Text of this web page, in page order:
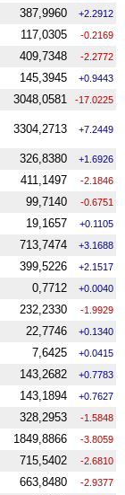
387,9960 +2.2912
117,0305 -0.2169
409,7348 -2.2772
145,3945 +0.9443
3048,0581 -17.0225
3304,2713 +7.2449
326,8380 +1.6926
411,1497 -2.1846
99,7140 -0.6751
19,1657 +0.1105
713,7474 +3.1688
399,5226 +2.1517
0,7712 +0.0040
232,2330 -1.9929
22,7746 +0.1340
7,6425 +0.0415
143,2682 +0.7783
143,1894 +0.7627
328,2953 -1.5848
1849,8866 -3.8059
715,5402 -2.6810
663,8480 -2.9377